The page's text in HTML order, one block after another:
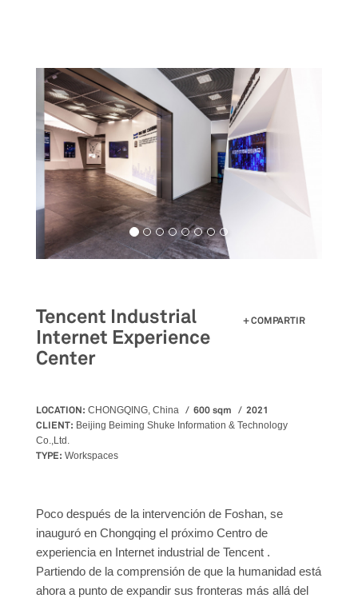
Tencent Industrial
Internet Experience
Center
COMPARTIR
LOCATION: CHONGQING, China 600 sqm
2021
CLIENT: Beijing Beiming Shuke Information & Technology
Co.,Ltd.
TYPE: Workspaces
Poco después de la intervención de Foshan, se
inauguró en Chongqing el próximo Centro de
experiencia en Internet industrial de Tencent .
Partiendo de la comprensión de que la humanidad está
ahora a punto de expandir sus fronteras más allá del